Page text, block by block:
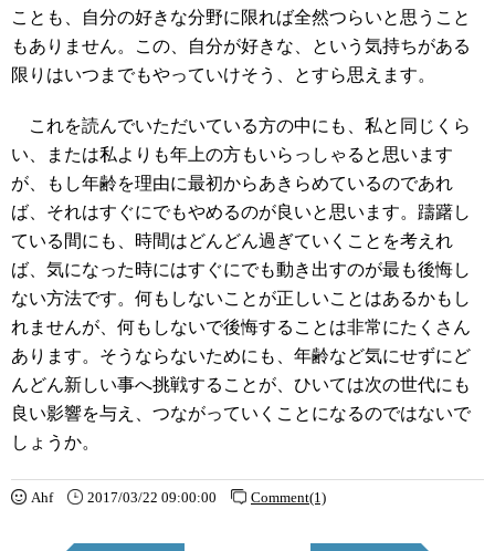
ことも、自分の好きな分野に限れば全然つらいと思うこと
もありません。この、自分が好きな、という気持ちがある
限りはいつまでもやっていけそう、とすら思えます。
これを読んでいただいている方の中にも、私と同じくら
い、または私よりも年上の方もいらっしゃると思います
が、もし年齢を理由に最初からあきらめているのであれ
ば、それはすぐにでもやめるのが良いと思います。躊躇し
ている間にも、時間はどんどん過ぎていくことを考えれ
ば、気になった時にはすぐにでも動き出すのが最も後悔し
ない方法です。何もしないことが正しいことはあるかもし
れませんが、何もしないで後悔することは非常にたくさん
あります。そうならないためにも、年齢など気にせずにど
んどん新しい事へ挑戦することが、ひいては次の世代にも
良い影響を与え、つながっていくことになるのではないで
しょうか。
Ahf 2017/03/22 09:00:00 Comment(1)